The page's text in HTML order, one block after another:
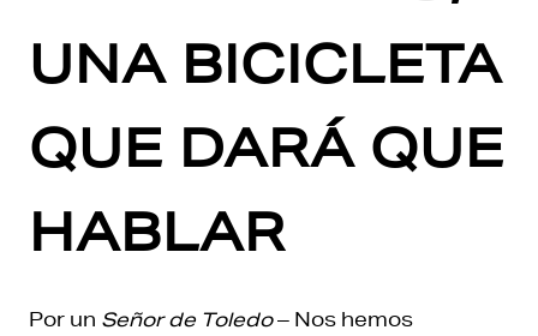
UNA BICICLETA
QUE DARÁ QUE
HABLAR
Por un Señor de Toledo– Nos hemos